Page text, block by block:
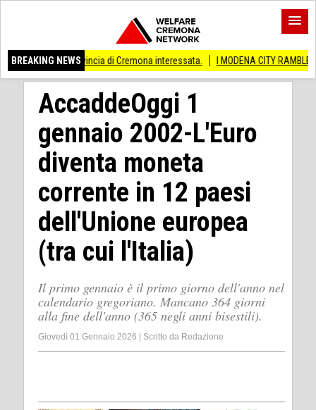
BREAKING NEWS
provincia di Cremona interessata. I MODENA CITY RAMBLERS ARRIVANO
AccaddeOggi 1
gennaio 2002-L'Euro
diventa moneta
corrente in 12 paesi
dell'Unione europea
(tra cui l'Italia)
Il primo gennaio è il primo giorno dell'anno nel
calendario gregoriano. Mancano 364 giorni
alla fine dell'anno (365 negli anni bisestili).
Giovedì 01 Gennaio 2026 Scritto da Redazione